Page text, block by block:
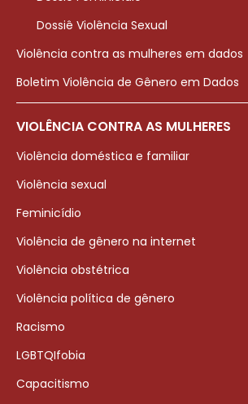
Dossiê Violência Sexual
Violência contra as mulheres em dados
Boletim Violência de Gênero em Dados
VIOLÊNCIA CONTRA AS MULHERES
Violência doméstica e familiar
Violência sexual
Feminicídio
Violência de gênero na internet
Violência obstétrica
Violência política de gênero
Racismo
LGBTQIfobia
Capacitismo